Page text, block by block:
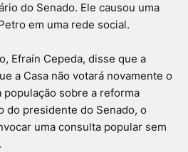
do Senado. Ele causou uma
em uma rede social.
Efraín Cepeda, disse que a
a Casa não votará novamente o
sobre a reforma
do presidente do Senado, o
uma consulta popular sem